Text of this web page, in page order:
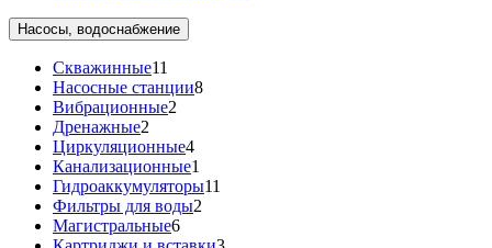
Насосы, водоснабжение
Скважинные11
Насосные станции8
Вибрационные2
Дренажные2
Циркуляционные4
Канализационные1
Гидроаккумуляторы11
Фильтры для воды2
Магистральные6